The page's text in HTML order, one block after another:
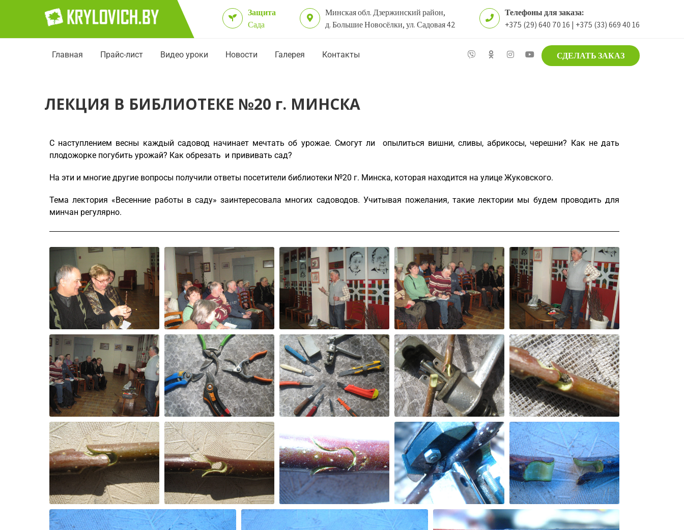
Защита
Сада
Минская обл. Дзержинский район,
д. Большие Новосёлки, ул. Садовая 42
Телефоны для заказа:
+375 (29) 640 70 16 | +375 (33) 669 40 16
Главная Прайс-лист Видео уроки Новости Галерея Контакты СДЕЛАТЬ ЗАКАЗ
ЛЕКЦИЯ В БИБЛИОТЕКЕ №20 г. МИНСКА
С наступлением весны каждый садовод начинает мечтать об урожае. Смогут ли опылиться вишни, сливы, абрикосы, черешни? Как не дать
плодожорке погубить урожай? Как обрезать и прививать сад?
На эти и многие другие вопросы получили ответы посетители библиотеки №20 г. Минска, которая находится на улице Жуковского.
Тема лектория «Весенние работы в саду» заинтересовала многих садоводов. Учитывая пожелания, такие лектории мы будем проводить для
минчан регулярно.